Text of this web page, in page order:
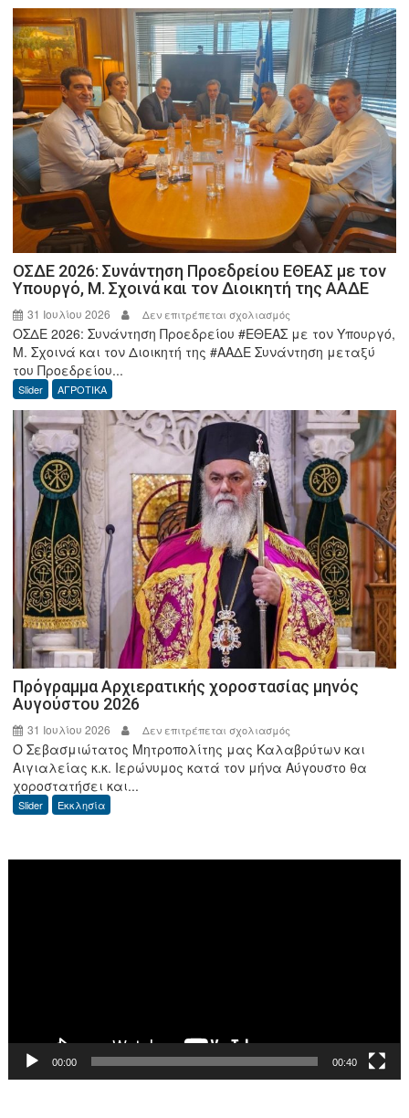
καλός
Μύλος
απ’
όλα
σε
προστατεύει.
ΟΣΔΕ 2026: Συνάντηση Προεδρείου ΕΘΕΑΣ με τον
Υπουργό, Μ. Σχοινά και τον Διοικητή της ΑΑΔΕ
31 Ιουλίου 2026 Δεν επιτρέπεται σχολιασμός
ΟΣΔΕ
2026:
ΕΘΕΑΣ
με
τον
Υπουργό,
Μ.
Σχοινά
και
τον
Διοικητή
της
ΑΑΔΕ
ΟΣΔΕ 2026: Συνάντηση Προεδρείου #ΕΘΕΑΣ με τον Υπουργό,
Μ. Σχοινά και τον Διοικητή της #ΑΑΔΕ Συνάντηση μεταξύ
του Προεδρείου...
Slider ΑΓΡΟΤΙΚΑ
Πρόγραμμα Αρχιερατικής χοροστασίας μηνός
Αυγούστου 2026
31 Ιουλίου 2026 Δεν επιτρέπεται σχολιασμός
Πρόγραμμα
Αρχιερατικής
Ο Σεβασμιώτατος Μητροπολίτης μας Καλαβρύτων και
Αιγιαλείας κ.κ. Ιερώνυμος κατά τον μήνα Αύγουστο θα
χοροστατήσει και...
Slider Εκκλησία
00:00 00:40